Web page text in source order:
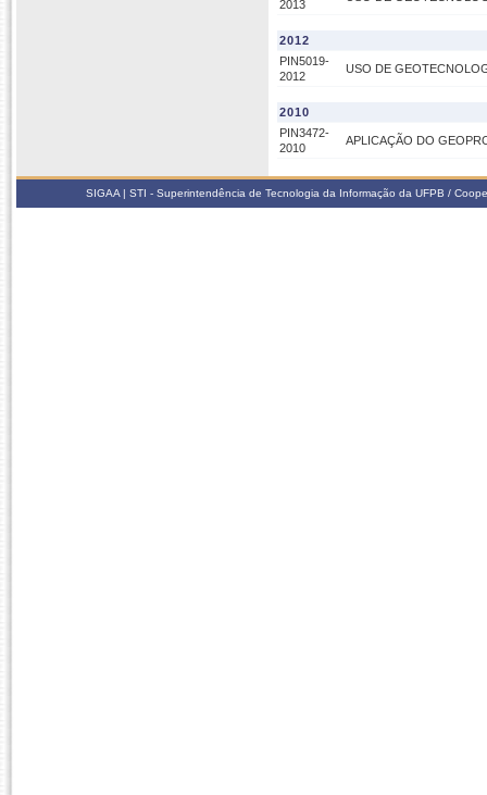
2013
2012
PIN5019-
2012
USO DE
2010
PIN3472-
2010
APLICAÇÃO DO
SIGAA | STI - Superintendência de Tecnologia da Informação da UFPB /